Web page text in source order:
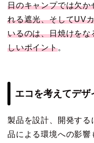
日のキャンプでは欠
れる遮光、そしてUV
いるのは、日焼けを
しいポイント。
エコを考えてデザ
製品を設計、開発す
品による環境への影